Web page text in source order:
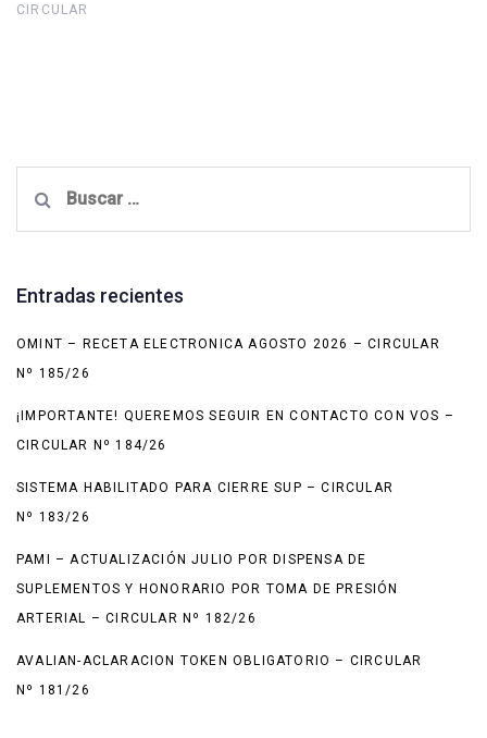
CIRCULAR
Entradas recientes
OMINT – RECETA ELECTRONICA AGOSTO 2026 – CIRCULAR
Nº 185/26
¡IMPORTANTE! QUEREMOS SEGUIR EN CONTACTO CON VOS –
CIRCULAR Nº 184/26
SISTEMA HABILITADO PARA CIERRE SUP – CIRCULAR
Nº 183/26
PAMI – ACTUALIZACIÓN JULIO POR DISPENSA DE
SUPLEMENTOS Y HONORARIO POR TOMA DE PRESIÓN
ARTERIAL – CIRCULAR Nº 182/26
AVALIAN-ACLARACION TOKEN OBLIGATORIO – CIRCULAR
Nº 181/26